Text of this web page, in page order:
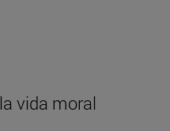
vida moral